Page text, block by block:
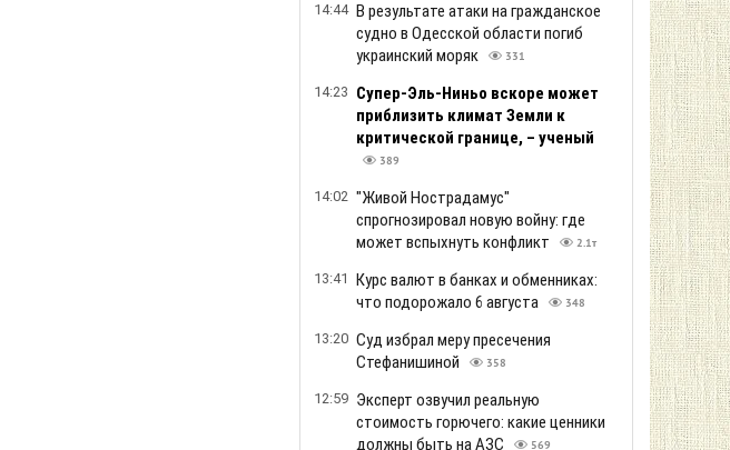
14:44 В результате атаки на гражданское
судно в Одесской области погиб
украинский моряк
331
14:23 Супер-Эль-Ниньо вскоре может
приблизить климат Земли к
критической границе, – ученый
389
14:02 "Живой Нострадамус"
спрогнозировал новую войну: где
может вспыхнуть конфликт
2.1т
13:41 Курс валют в банках и обменниках:
что подорожало 6 августа
348
13:20 Суд избрал меру пресечения
Стефанишиной
358
12:59 Эксперт озвучил реальную
стоимость горючего: какие ценники
должны быть на АЗС
569